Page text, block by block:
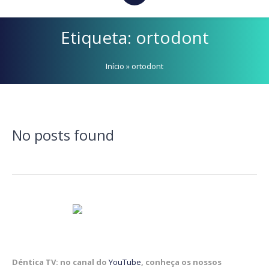
Etiqueta: ortodont
Início » ortodont
No posts found
Déntica TV: no canal do YouTube, conheça os nossos